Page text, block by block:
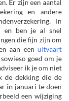
Er zijn een aantal
en andere
In
en ben je al snel
die fijn zijn om
aan een uitvaart
goed om je
ik je om niet
de dekking die de
in januari te doen
een wijziging